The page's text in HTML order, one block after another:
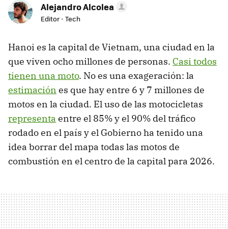
Alejandro Alcolea
Editor - Tech
Hanoi es la capital de Vietnam, una ciudad en la
que viven ocho millones de personas. Casi todos
tienen una moto. No es una exageración: la
estimación es que hay entre 6 y 7 millones de
motos en la ciudad. El uso de las motocicletas
representa entre el 85% y el 90% del tráfico
rodado en el país y el Gobierno ha tenido una
idea borrar del mapa todas las motos de
combustión en el centro de la capital para 2026.